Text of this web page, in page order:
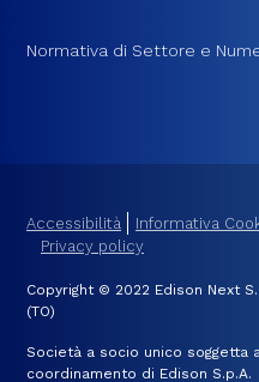
Normativa di Settore e
Accessibilità Informativa
Privacy policy
Copyright © 2022 Edison Next
(TO)
Società a socio unico soggetta
coordinamento di Edison S.p.A.